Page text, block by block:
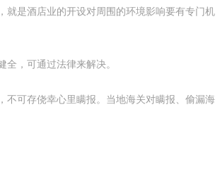
在格林纳达注册企业
格林纳达进出口商品检验
格林纳达投资服务机构
就是酒店业的开设对周围的环境影响要有专门机
，可通过法律来解决。
不可存侥幸心里瞒报。当地海关对瞒报、偷漏海